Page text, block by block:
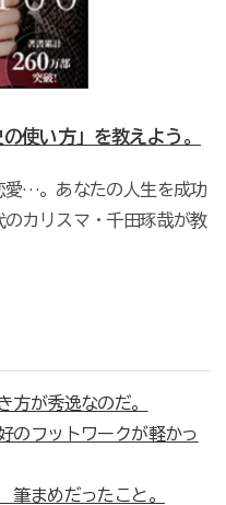
使い方」を教えよう。
愛…。あなたの人生を成功
カリスマ・千田琢哉が教
方が秀逸なのだ。
のフットワークが軽かっ
筆まめだったこと。